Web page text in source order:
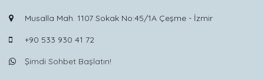
Musalla Mah. 1107 Sokak No:45/1A Çeşme - İzmir
+90 533 930 41 72
Şimdi Sohbet Başlatın!